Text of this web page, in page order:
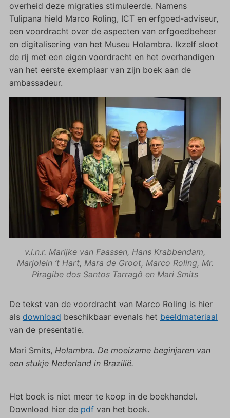
overheid deze migraties stimuleerde. Namens
Tulipana hield Marco Roling, ICT en erfgoed-adviseur,
een voordracht over de aspecten van erfgoedbeheer
en digitalisering van het Museu Holambra. Ikzelf sloot
de rij met een eigen voordracht en het overhandigen
van het eerste exemplaar van zijn boek aan de
ambassadeur.
v.l.n.r. Marijke van Faassen, Hans Krabbendam,
Marjolein ’t Hart, Mara de Groot, Marco Roling, Mr.
Piragibe dos Santos Tarragô en Mari Smits
De tekst van de voordracht van Marco Roling is hier
als download beschikbaar evenals het beeldmateriaal
van de presentatie.
Mari Smits, Holambra. De moeizame beginjaren van
een stukje Nederland in Brazilië.
Het boek is niet meer te koop in de boekhandel.
Download hier de pdfvan het boek.